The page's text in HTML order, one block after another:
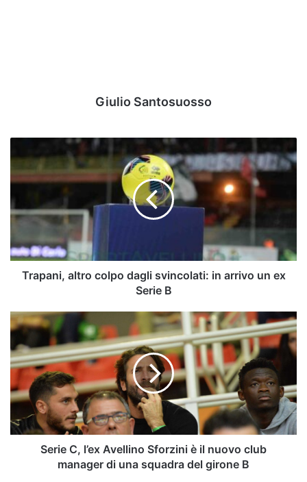
Giulio Santosuosso
altro
colpo
dagli
svincolati:
in
un
ex
SerieTrapani, altro colpo dagli svincolati: in arrivo un ex
Serie B
Serie
C,
l’ex
Avellino
Sforzini
è
il
nuovo
club
managerSerie C, l’ex Avellino Sforzini è il nuovo club
manager di una squadra del girone B